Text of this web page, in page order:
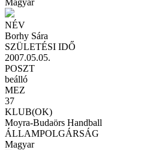
NÉV
Borhy Sára
SZÜLETÉSI IDŐ
2007.05.05.
POSZT
beálló
MEZ
37
KLUB(OK)
Moyra-Budaörs Handball
ÁLLAMPOLGÁRSÁG
Magyar